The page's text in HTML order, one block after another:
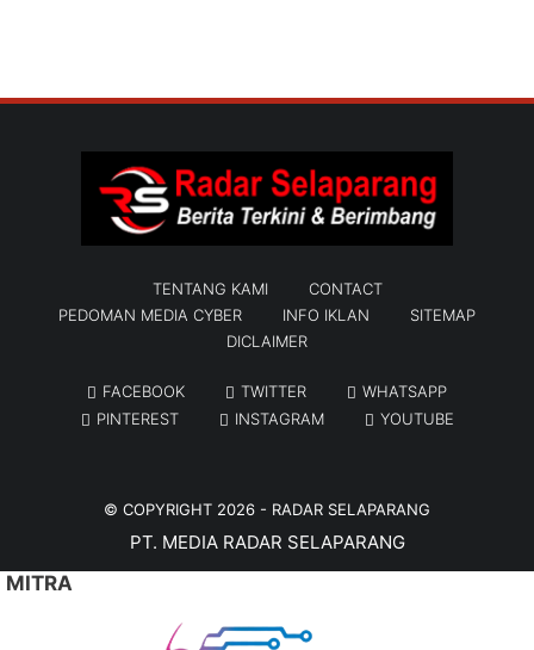
TENTANG KAMI
CONTACT
PEDOMAN MEDIA CYBER
INFO IKLAN
SITEMAP
DICLAIMER
FACEBOOK TWITTER
WHATSAPP
PINTEREST
INSTAGRAM YOUTUBE
© COPYRIGHT 2026 - RADAR SELAPARANG
PT. MEDIA RADAR SELAPARANG
MITRA